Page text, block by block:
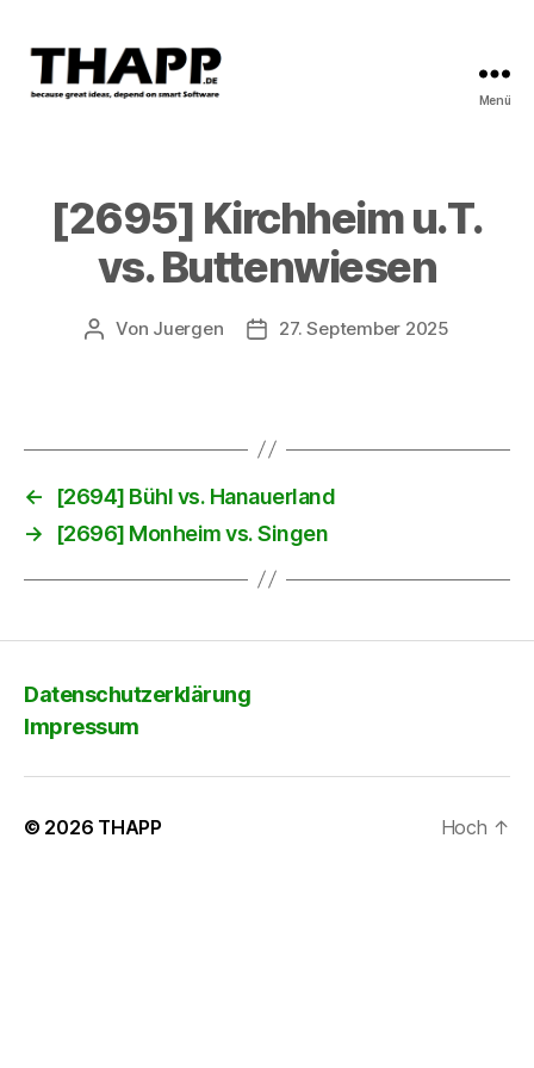
Menü
[2695] Kirchheim u.T.
vs. Buttenwiesen
Beitragsautor
Von Juergen Beitragsdatum
27. September 2025
←
[2694] Bühl vs. Hanauerland
→
[2696] Monheim vs. Singen
Datenschutzerklärung
Impressum
© 2026 THAPP Hoch ↑